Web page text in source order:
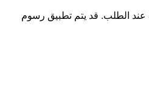
عند الطلب. قد يتم تطبيق رسوم